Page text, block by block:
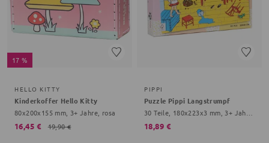
17 %
HELLO KITTY
Kinderkoffer Hello Kitty
80x200x155 mm, 3+ Jahre, rosa
16,45 € 19,90 €
PIPPI
Puzzle Pippi Langstrumpf
30 Teile, 180x223x3 mm, 3+ Jahre, bunt
18,89 €